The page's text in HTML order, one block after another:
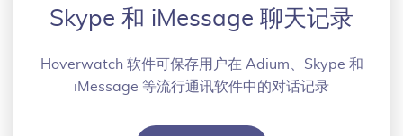
Skype 和 iMessage 聊天记录
Hoverwatch 软件可保存用户在 Adium、Skype 和
iMessage 等流行通讯软件中的对话记录